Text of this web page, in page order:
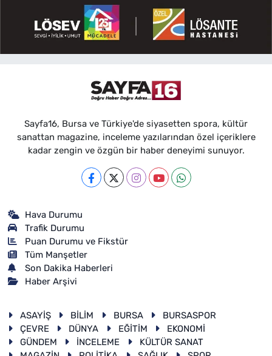
Sayfa16, Bursa ve Türkiye'de siyasetten spora, kültür
sanattan magazine, inceleme yazılarından özel içeriklere
kadar zengin ve özgün bir haber deneyimi sunuyor.
Hava Durumu
Trafik Durumu
Puan Durumu ve Fikstür
Tüm Manşetler
Son Dakika Haberleri
Haber Arşivi
ASAYİŞ BİLİM BURSA
BURSASPOR
ÇEVRE
DÜNYA EĞİTİM
EKONOMİ
GÜNDEM
İNCELEME
KÜLTÜR SANAT